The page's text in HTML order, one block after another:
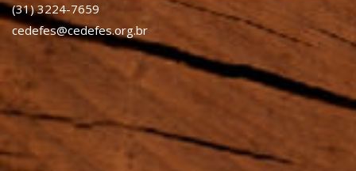
(31) 3224-7659
cedefes@cedefes.org.br